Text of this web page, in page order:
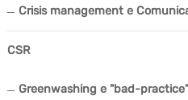
Crisis management e
CSR
Greenwashing e "bad-practice"